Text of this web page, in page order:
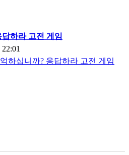
하라 고전 게임
하십니까? 응답하라 고전 게임